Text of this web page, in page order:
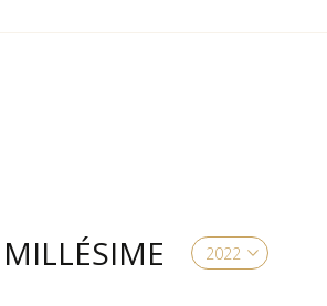
MILLÉSIME